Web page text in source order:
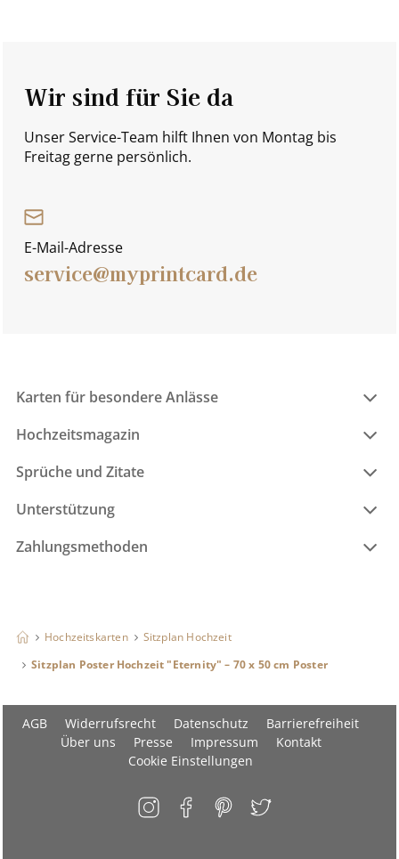
Wir sind für Sie da
Unser Service-Team hilft Ihnen von Montag bis
Freitag gerne persönlich.
E-Mail-Adresse
service@myprintcard.de
Karten für besondere Anlässe
Hochzeitsmagazin
Sprüche und Zitate
Unterstützung
Zahlungsmethoden
Hochzeitskarten
Sitzplan Hochzeit
Sitzplan Poster Hochzeit "Eternity" – 70 x 50 cm Poster
AGB Widerrufsrecht Datenschutz
Barrierefreiheit
Über uns
Presse Impressum
Kontakt
Cookie Einstellungen